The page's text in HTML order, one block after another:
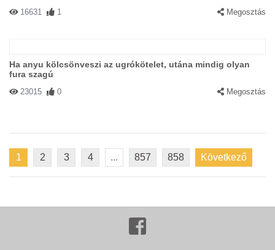
16631 1 Megosztás
Ha anyu kölcsönveszi az ugrókötelet, utána mindig olyan
fura szagú
23015 0 Megosztás
1 2 3 4 ... 857 858 Következő